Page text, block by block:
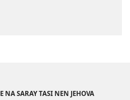
NA SARAY TASI NEN JEHOVA